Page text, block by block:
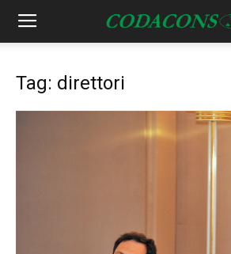
Tag: direttori